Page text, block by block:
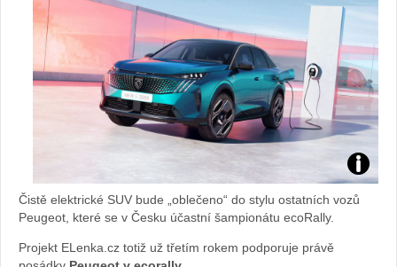
dy
Vi
ze
fot
o
E-
Čistě elektrické SUV bude „oblečeno“ do stylu ostatních vozů
Peugeot, které se v Česku účastní šampionátu ecoRally.
Projekt ELenka.cz totiž už třetím rokem podporuje právě